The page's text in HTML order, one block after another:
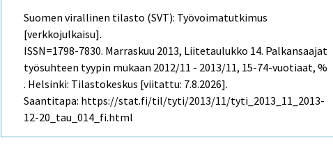
Suomen virallinen tilasto (SVT): Työvoimatutkimus
[verkkojulkaisu].
ISSN=1798-7830. Marraskuu 2013, Liitetaulukko 14. Palkansaajat
työsuhteen tyypin mukaan 2012/11 - 2013/11, 15-74-vuotiaat, %
. Helsinki: Tilastokeskus [viitattu: 7.8.2026].
Saantitapa: https://stat.fi/til/tyti/2013/11/tyti_2013_11_2013-
12-20_tau_014_fi.html